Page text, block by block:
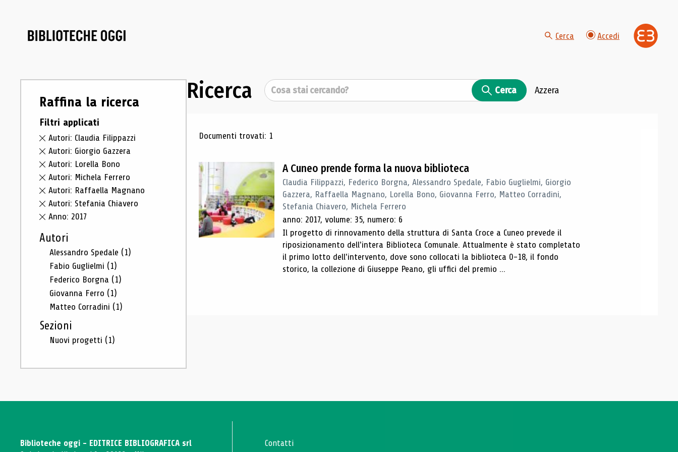
Cerca Accedi
Raffina la ricerca
Filtri applicati
Autori: Claudia Filippazzi
Autori: Giorgio Gazzera
Autori: Lorella Bono
Autori: Michela Ferrero
Autori: Raffaella Magnano
Autori: Stefania Chiavero
Anno: 2017
Autori
Alessandro Spedale (1)
Fabio Guglielmi (1)
Federico Borgna (1)
Giovanna Ferro (1)
Matteo Corradini (1)
Sezioni
Nuovi progetti (1)
Ricerca Cerca Cerca Azzera
Risultati di ricerca
Documenti trovati: 1
A Cuneo prende forma la nuova biblioteca
Claudia Filippazzi, Federico Borgna, Alessandro Spedale, Fabio Guglielmi, Giorgio
Gazzera, Raffaella Magnano, Lorella Bono, Giovanna Ferro, Matteo Corradini,
Stefania Chiavero, Michela Ferrero
anno: 2017, volume: 35, numero: 6
Il progetto di rinnovamento della struttura di Santa Croce a Cuneo prevede il
riposizionamento dell'intera Biblioteca Comunale. Attualmente è stato completato
il primo lotto dell'intervento, dove sono collocati la biblioteca 0-18, il fondo
storico, la collezione di Giuseppe Peano, gli uffici del premio ...
Biblioteche oggi - EDITRICE BIBLIOGRAFICA srl
Contatti